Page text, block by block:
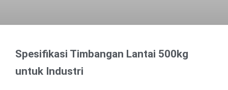
Spesifikasi Timbangan Lantai 500kg
untuk Industri